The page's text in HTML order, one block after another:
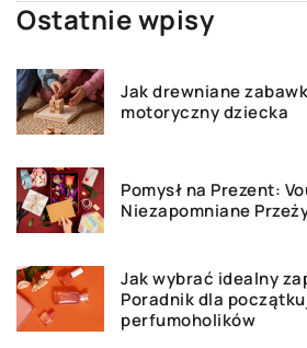
Ostatnie wpisy
Jak drewniane
motoryczny dziecka
Pomysł na Prezent:
Niezapomniane
Jak wybrać idealny
Poradnik dla
perfumoholików